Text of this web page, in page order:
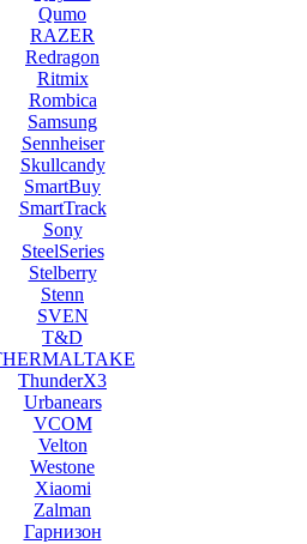
Qumo
RAZER
Redragon
Ritmix
Rombica
Samsung
Sennheiser
Skullcandy
SmartBuy
SmartTrack
Sony
SteelSeries
Stelberry
Stenn
SVEN
T&D
ThunderX3
Urbanears
VCOM
Velton
Westone
Xiaomi
Zalman
Гарнизон